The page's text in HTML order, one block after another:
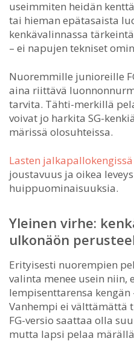
useimmiten heidän
tai hieman epätasaista
kenkävalinnassa
– ei napujen tekniset
Nuoremmille junioreille
aina riittävä
tarvita. Tähti-merkillä
voivat jo harkita SG-
märissä olosuhteissa.
Lasten jalkapallokengissä
joustavuus ja oikea
huippuominaisuuksia.
Yleinen virhe:
ulkonäön
Erityisesti nuorempien
valinta menee usein niin,
lempisenttarensa kengän
Vanhempi ei välttämättä
FG-versio saattaa olla
mutta lapsi pelaa